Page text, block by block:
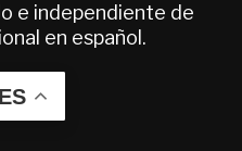
e independiente de
en español.
ES